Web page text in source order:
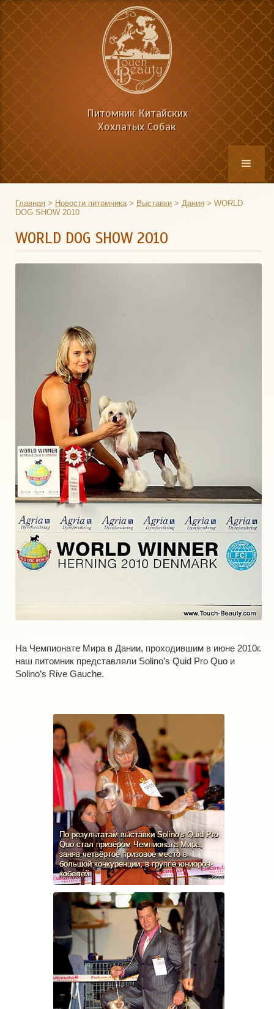
Питомник Китайских
Хохлатых Собак
Главная > Новости питомника> Выставки > Дания > WORLD
DOG SHOW 2010
WORLD DOG SHOW 2010
На Чемпионате Мира в Дании, проходившим в июне 2010г.
наш питомник представляли Solino’s Quid Pro Quo и
Solino’s Rive Gauche.
По результатам выставки Solino's Quid Pro
Quo стал призёром Чемпионата Мира,
заняв четвёртое призовое место в
большой конкуренции, в группе юниоров-
кобелей.